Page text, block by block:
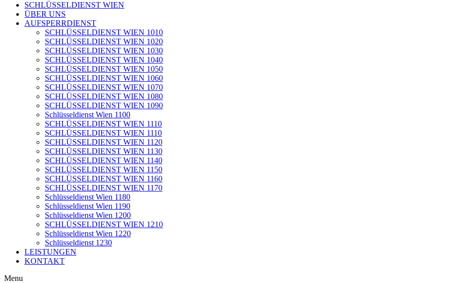
SCHLÜSSELDIENST WIEN
ÜBER UNS
AUFSPERRDIENST
SCHLÜSSELDIENST WIEN 1010
SCHLÜSSELDIENST WIEN 1020
SCHLÜSSELDIENST WIEN 1030
SCHLÜSSELDIENST WIEN 1040
SCHLÜSSELDIENST WIEN 1050
SCHLÜSSELDIENST WIEN 1060
SCHLÜSSELDIENST WIEN 1070
SCHLÜSSELDIENST WIEN 1080
SCHLÜSSELDIENST WIEN 1090
Schlüsseldienst Wien 1100
SCHLÜSSELDIENST WIEN 1110
SCHLÜSSELDIENST WIEN 1110
SCHLÜSSELDIENST WIEN 1120
SCHLÜSSELDIENST WIEN 1130
SCHLÜSSELDIENST WIEN 1140
SCHLÜSSELDIENST WIEN 1150
SCHLÜSSELDIENST WIEN 1160
SCHLÜSSELDIENST WIEN 1170
Schlüsseldienst Wien 1180
Schlüsseldienst Wien 1190
Schlüsseldienst Wien 1200
SCHLÜSSELDIENST WIEN 1210
Schlüsseldienst Wien 1220
Schlüsseldienst 1230
LEISTUNGEN
KONTAKT
Menu